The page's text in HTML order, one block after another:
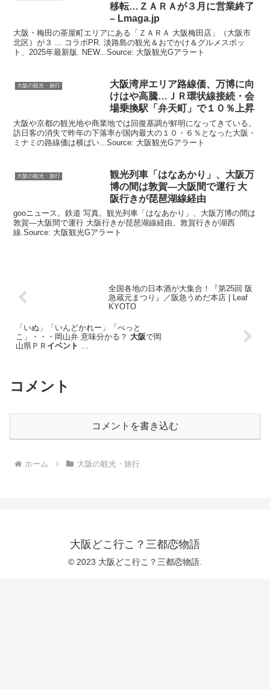
移転…ＺＡＲＡが３月に営業終了
– Lmaga.jp
大阪・梅田の茶屋町エリアにある「ＺＡＲＡ 大阪梅田店」（大阪市
北区）が３ ... コラボPR. 淡路島の観光＆おでかけ＆グルメスポッ
ト、2025年最新版. NEW...Source: 大阪観光Gアラート
大阪の観光・旅行 大阪湾岸エリア路線価、万博に向
けはや高騰…ＪＲ環状線接続・会
場乗換駅「弁天町」で１０％上昇
大阪や京都の観光地や商業地では回復基調が鮮明になってきている。
訪日客の消失で昨年の下落率が国内最大の１０・６％となった大阪・
ミナミの路線価は横ばい...Source: 大阪観光Gアラート
大阪の観光・旅行 観光列車「はなあかり」、 大阪万
博の間は敦賀―大阪間で運行 大
阪行きが琵琶湖線経由
gooニュース。鉄道 写真。観光列車「はなあかり」、大阪万博の間は
敦賀―大阪間で運行 大阪行きが琵琶湖線経由、敦賀行きが湖西
線.Source: 大阪観光Gアラート
全国各地の日本酒が大集合！『第25回 阪
急蔵元まつり』／阪急うめだ本店 | Leaf
KYOTO
「いぬ」「いんどかれー」「べっと
こ」・・・岡山弁 意味分かる？ 大阪で岡
山県ＰＲ イベント
コメント
コメントを書き込む
ホーム 大阪の観光・旅行
大阪どこ行こ？三都恋物語
© 2023 大阪どこ行こ？三都恋物語.